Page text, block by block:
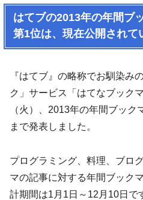
はてブの2013年の年間ブ
第1位は、現在公開されて
『はてブ』の略称でお馴染み
ク」サービス「はてなブック
（火）、2013年の年間ブッ
まで発表しました。
プログラミング、料理、ブロ
マの記事に対する年間ブック
計期間は1月1日～12月10日で